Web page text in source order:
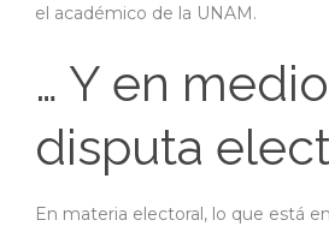
el académico de la UNAM.
… Y en
disputa
En materia electoral, lo que está